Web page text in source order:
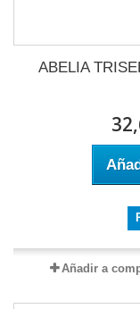
ABELIA
Añadir a